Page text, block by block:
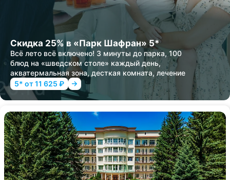
Скидка 25% в «Парк Шафран» 5*
Всё лето всё включено! 3 минуты до парка, 100
блюд на «шведском столе» каждый день,
акватермальная зона, десткая комната, лечение
5* от 11 625 ₽